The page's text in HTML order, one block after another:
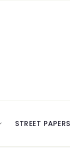
STREET PAPERS